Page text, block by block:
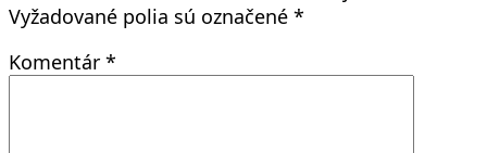
Vyžadované polia sú označené *
Komentár *